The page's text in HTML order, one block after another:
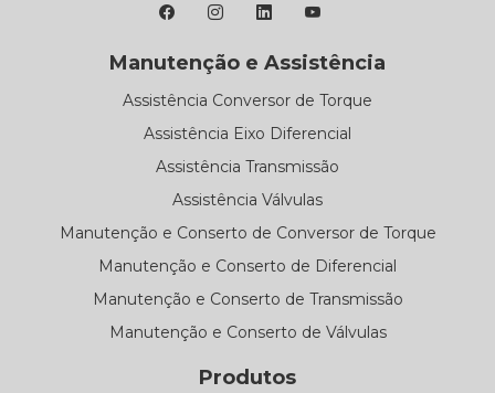
Manutenção e Assistência
Assistência Conversor de Torque
Assistência Eixo Diferencial
Assistência Transmissão
Assistência Válvulas
Manutenção e Conserto de Conversor de Torque
Manutenção e Conserto de Diferencial
Manutenção e Conserto de Transmissão
Manutenção e Conserto de Válvulas
Produtos